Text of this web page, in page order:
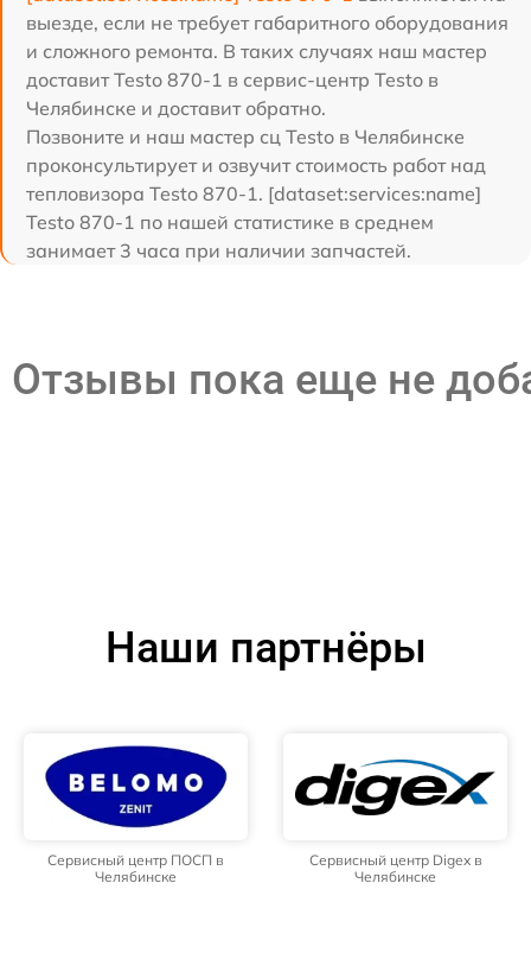
выезде, если не требует габаритного оборудования
и сложного ремонта. В таких случаях наш мастер
доставит Testo 870-1 в сервис-центр Testo в
Челябинске и доставит обратно.
Позвоните и наш мастер сц Testo в Челябинске
проконсультирует и озвучит стоимость работ над
тепловизора Testo 870-1. [dataset:services:name]
Testo 870-1 по нашей статистике в среднем
занимает 3 часа при наличии запчастей.
Отзывы пока еще не
Наши партнёры
Сервисный центр ПОСП в
Челябинске
Сервисный центр Digex в
Челябинске